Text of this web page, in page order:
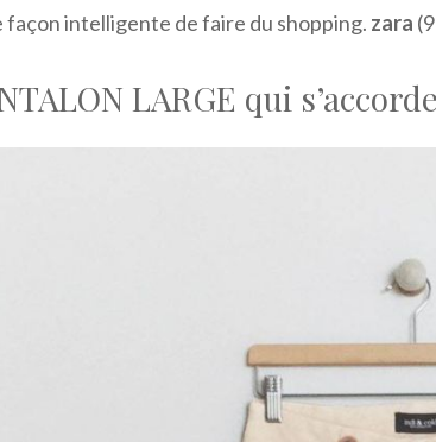
façon intelligente de faire du shopping. zara
LARGE qui